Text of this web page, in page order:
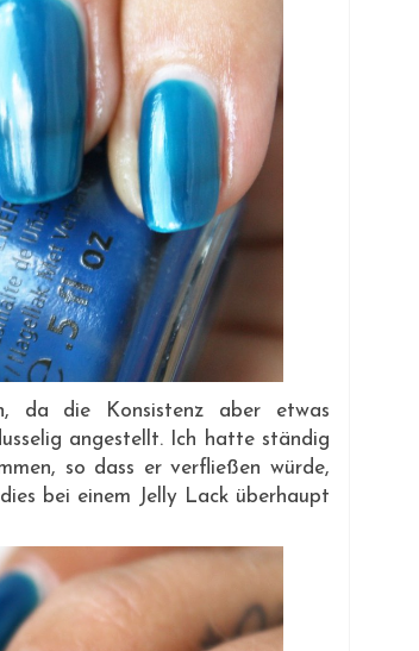
da die Konsistenz aber etwas
angestellt. Ich hatte ständig
so dass er verfließen würde,
bei einem Jelly Lack überhaupt